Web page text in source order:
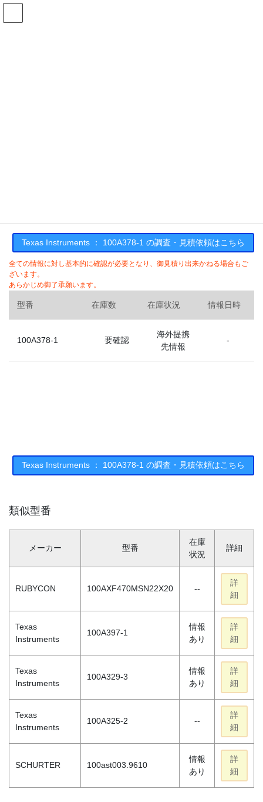
コ
ナ
Texas Instruments ： 100A378-1 の調査・見積依頼はこちら
全ての情報に対し基本的に確認が必要となり、御見積り出来かねる場合もご
ざいます。
あらかじめ御了承願います。
型番 在庫数 在庫状況 情報日時
100A378-1 要確認
海外提携
先情報
-
Texas Instruments ： 100A378-1 の調査・見積依頼はこちら
類似型番
メーカー 型番
在庫
状況
詳細
RUBYCON 100AXF470MSN22X20 --
詳
細
Texas
Instruments
100A397-1
情報
あり
詳
細
Texas
Instruments
100A329-3
情報
あり
詳
細
Texas
Instruments
100A325-2 --
詳
細
SCHURTER 100ast003.9610
情報
あり
詳
細